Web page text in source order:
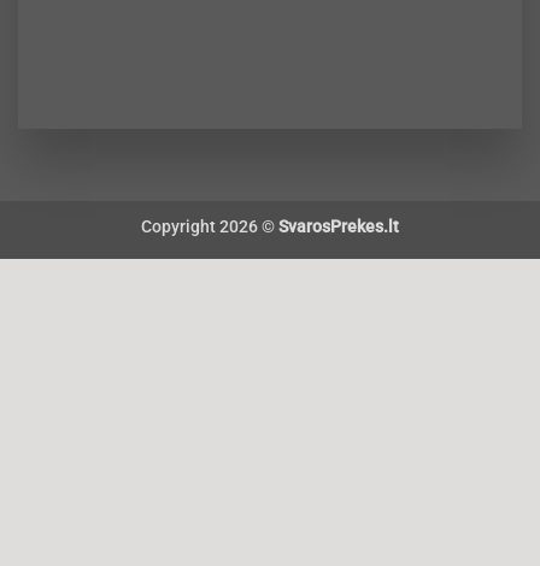
Copyright 2026 ©SvarosPrekes.lt